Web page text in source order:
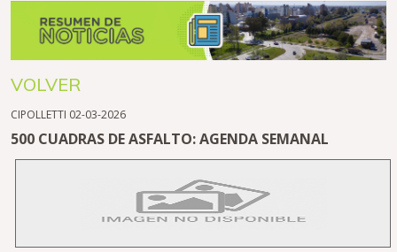
VOLVER
CIPOLLETTI 02-03-2026
500 CUADRAS DE ASFALTO: AGENDA SEMANAL